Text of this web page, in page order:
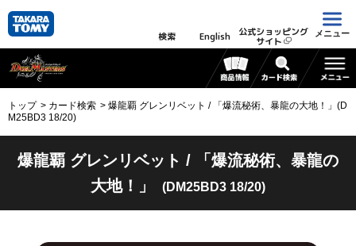
検索 English 公式ショッピング
サイト
メニュー
トップ カード検索
爆龍覇 グレンリベット / 「爆流秘術、暴龍の大地！」(D
M25BD3 18/20)
爆龍覇 グレンリベット / 「爆流秘術、暴龍の
大地！」
(DM25BD3 18/20)